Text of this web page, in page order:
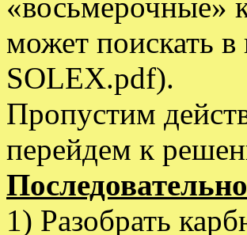
может поискать
SOLEX.pdf).
Пропустим
перейдем к
1) Разобрать